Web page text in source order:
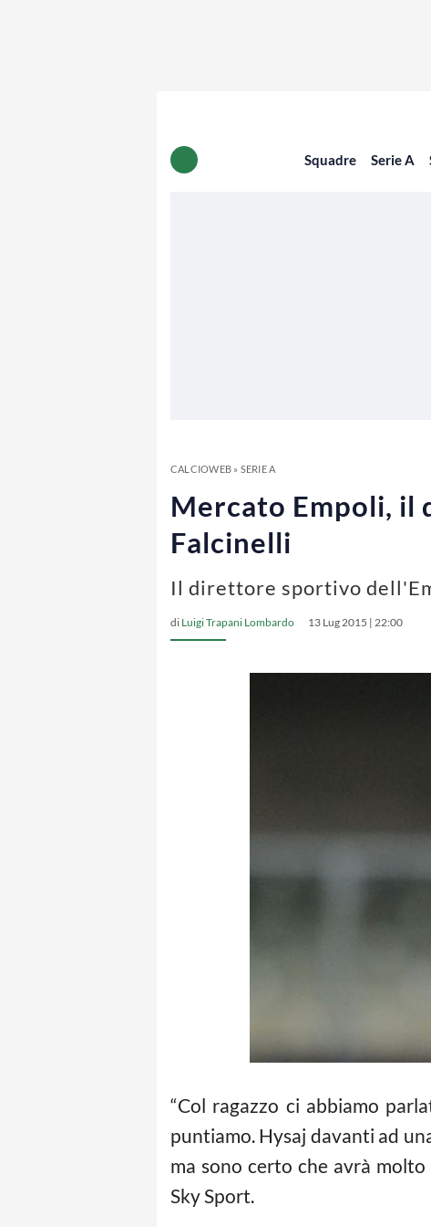
Squadre Serie A
CALCIOWEB» SERIE A
Mercato Empoli, il
Falcinelli
Il direttore sportivo
di Luigi Trapani Lombardo 13 Lug 2015 | 22:00
“Col ragazzo ci abbiamo
puntiamo. Hysaj davanti ad
ma sono certo che avrà
Sky Sport.